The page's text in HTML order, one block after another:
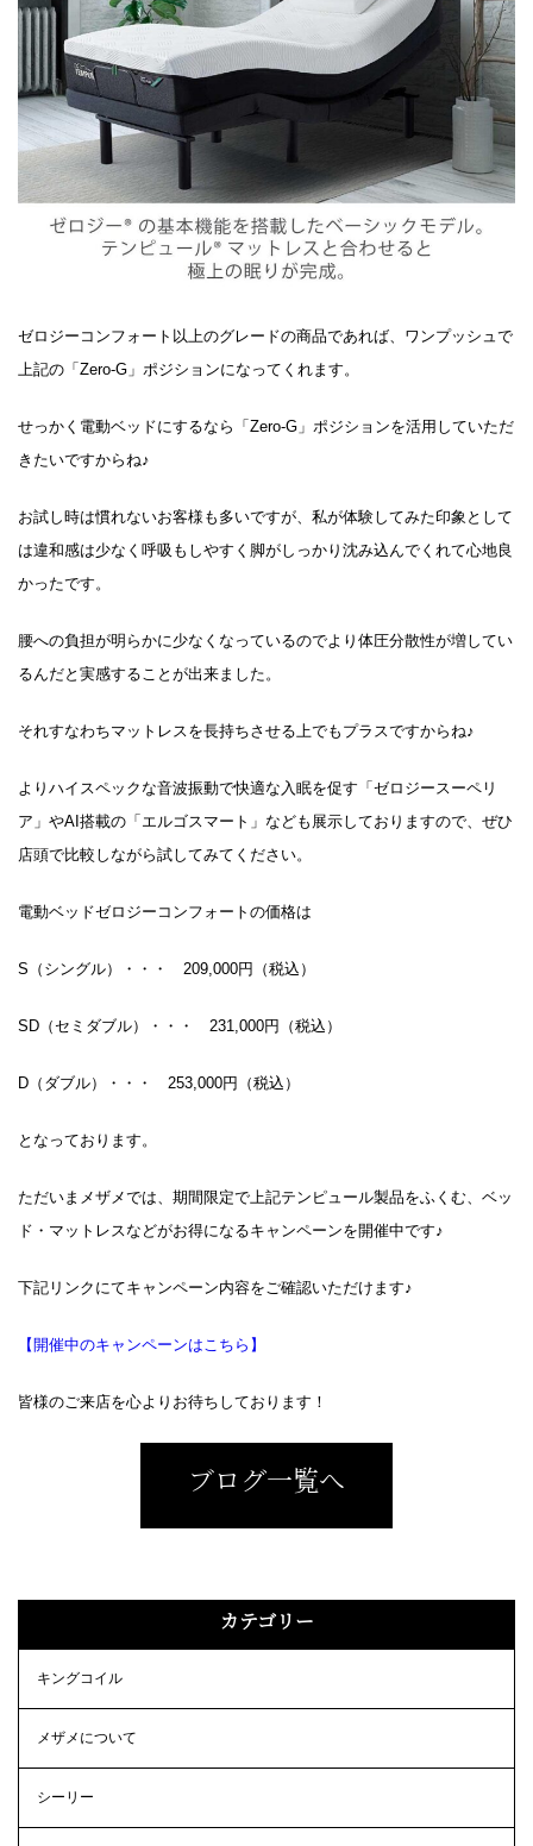
ゼロジーコンフォート以上のグレードの商品であれば、ワンプッシュで
上記の「Zero-G」ポジションになってくれます。
せっかく電動ベッドにするなら「Zero-G」ポジションを活用していただ
きたいですからね♪
お試し時は慣れないお客様も多いですが、私が体験してみた印象として
は違和感は少なく呼吸もしやすく脚がしっかり沈み込んでくれて心地良
かったです。
腰への負担が明らかに少なくなっているのでより体圧分散性が増してい
るんだと実感することが出来ました。
それすなわちマットレスを長持ちさせる上でもプラスですからね♪
よりハイスペックな音波振動で快適な入眠を促す「ゼロジースーペリ
ア」やAI搭載の「エルゴスマート」なども展示しておりますので、ぜひ
店頭で比較しながら試してみてください。
電動ベッドゼロジーコンフォートの価格は
S（シングル）・・・ 209,000円（税込）
SD（セミダブル）・・・ 231,000円（税込）
D（ダブル）・・・ 253,000円（税込）
となっております。
ただいまメザメでは、期間限定で上記テンピュール製品をふくむ、ベッ
ド・マットレスなどがお得になるキャンペーンを開催中です♪
下記リンクにてキャンペーン内容をご確認いただけます♪
【開催中のキャンペーンはこちら】
皆様のご来店を心よりお待ちしております！
ブログ一覧へ
カテゴリー
キングコイル
メザメについて
シーリー